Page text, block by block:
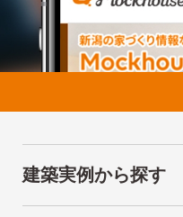
建築実例から探す